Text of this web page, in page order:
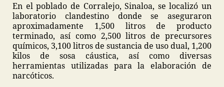
En el poblado de Corralejo, Sinaloa, se localizó un
laboratorio clandestino donde se aseguraron
aproximadamente 1,500 litros de producto
terminado, así como 2,500 litros de precursores
químicos, 3,100 litros de sustancia de uso dual, 1,200
kilos de sosa cáustica, así como diversas
herramientas utilizadas para la elaboración de
narcóticos.